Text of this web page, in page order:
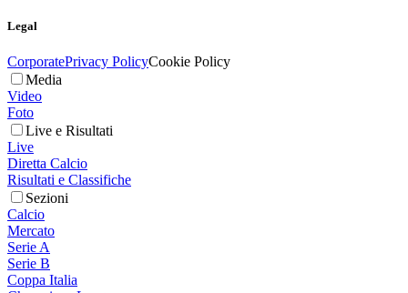
Legal
CorporatePrivacy PolicyCookie Policy
Media
Video
Foto
Live e Risultati
Live
Diretta Calcio
Risultati e Classifiche
Sezioni
Calcio
Mercato
Serie A
Serie B
Coppa Italia